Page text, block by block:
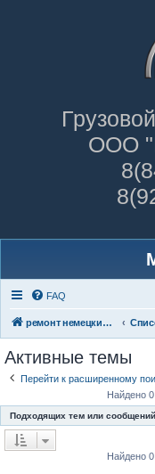
ООО
FAQ
ремонт немецких грузовиков
Активные темы
Перейти к расширенному
Найдено 0
Подходящих тем или
Найдено 0